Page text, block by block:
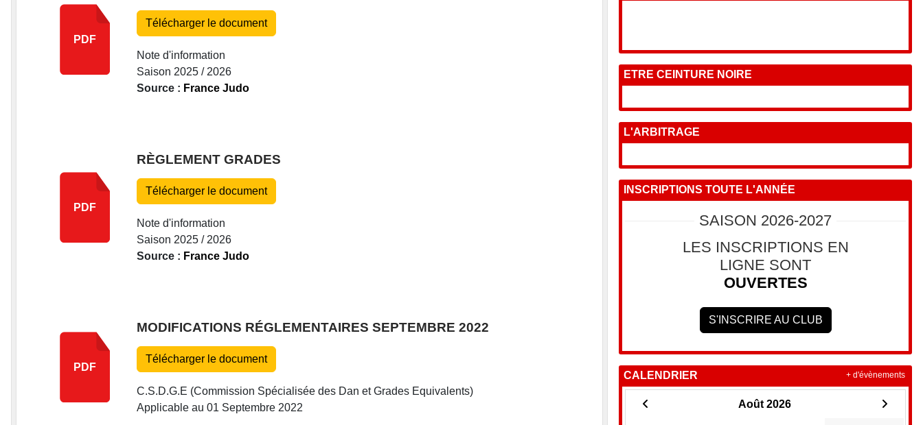
PDF
Télécharger le document
Note d'information
Saison 2025 / 2026
Source : France Judo
PDF
RÈGLEMENT GRADES
Télécharger le document
Note d'information
Saison 2025 / 2026
Source : France Judo
PDF
MODIFICATIONS RÉGLEMENTAIRES SEPTEMBRE 2022
Télécharger le document
C.S.D.G.E (Commission Spécialisée des Dan et Grades Equivalents)
Applicable au 01 Septembre 2022
ETRE CEINTURE NOIRE
L'ARBITRAGE
INSCRIPTIONS TOUTE L'ANNÉE
SAISON 2026-2027
LES INSCRIPTIONS EN
LIGNE SONT
OUVERTES
S'INSCRIRE AU CLUB
CALENDRIER
Août 2026
+ d'évènements